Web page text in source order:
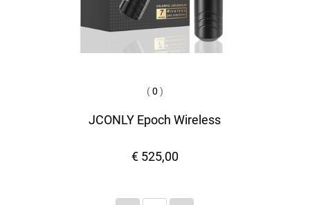
(0 )
JCONLY Epoch Wireless
€ 525,00